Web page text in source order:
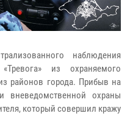
наблюдения
из охраняемого
районов города. Прибыв на
вневедомственной охраны
который совершил кражу